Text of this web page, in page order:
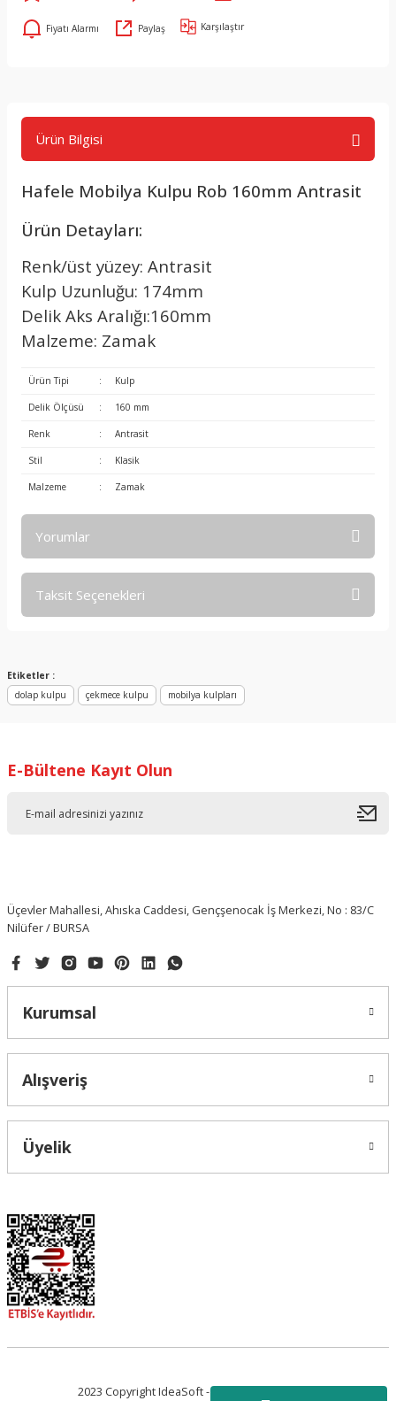
Fiyatı Alarmı Paylaş Karşılaştır
Ürün Bilgisi
Hafele Mobilya Kulpu Rob 160mm Antrasit
Ürün Detayları:
Renk/üst yüzey: Antrasit
Kulp Uzunluğu: 174mm
Delik Aks Aralığı:160mm
Malzeme: Zamak
Ürün Tipi : Kulp
Delik Ölçüsü : 160 mm
Renk : Antrasit
Stil : Klasik
Malzeme : Zamak
Yorumlar
Taksit Seçenekleri
Etiketler :
dolap kulpu
çekmece kulpu mobilya kulpları
E-Bültene Kayıt Olun
Üçevler Mahallesi, Ahıska Caddesi, Gençşenocak İş Merkezi, No : 83/C
Nilüfer / BURSA
Kurumsal
Alışveriş
Üyelik
2023 Copyright IdeaSoft - Tüm Hakları Saklıdır.